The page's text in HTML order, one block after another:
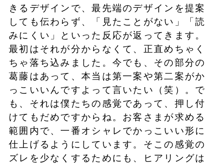
きるデザインで、最先端のデザインを提案
しても伝わらず、「見たことがない」「読
みにくい」といった反応が返ってきます。
最初はそれが分からなくて、正直めちゃく
ちゃ落ち込みました。今でも、その部分の
葛藤はあって、本当は第一案や第二案がか
っこいいんですよって言いたい（笑）。で
も、それは僕たちの感覚であって、押し付
けてもだめですからね。お客さまが求める
範囲内で、一番オシャレでかっこいい形に
仕上げるようにしています。そこの感覚の
ズレを少なくするためにも、ヒアリングは